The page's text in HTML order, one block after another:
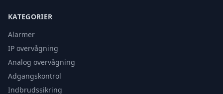
KATEGORIER
Alarmer
IP overvågning
Analog overvågning
Adgangskontrol
Indbrudssikring